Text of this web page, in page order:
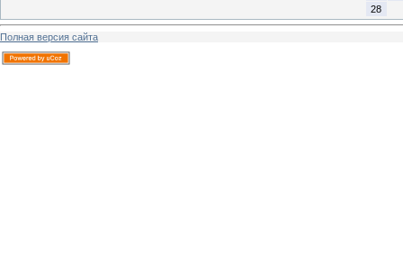
28
Полная версия сайта